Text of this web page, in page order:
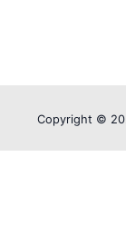
Copyright ©